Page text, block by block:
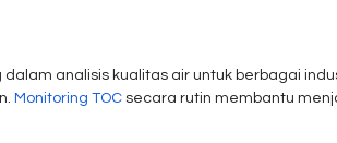
analisis kualitas air untuk berbagai
Monitoring TOC secara rutin membantu